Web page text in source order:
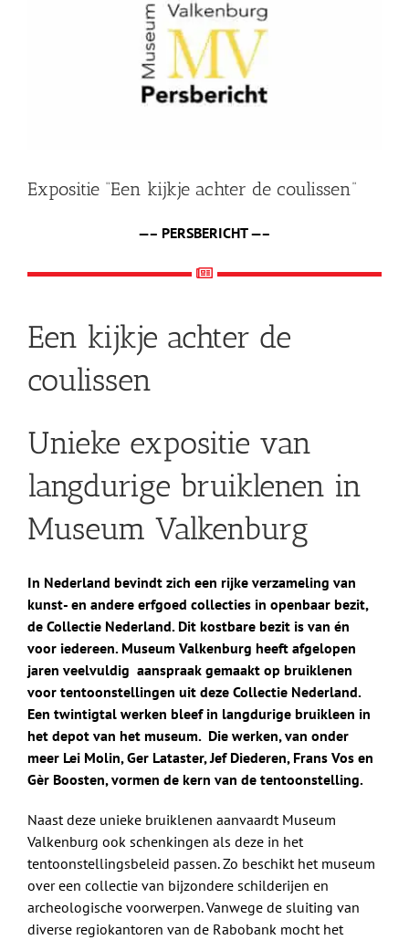
Expositie “Een kijkje achter de coulissen”
—– PERSBERICHT —–
Een kijkje achter de
coulissen
Unieke expositie van
langdurige bruiklenen in
Museum Valkenburg
In Nederland bevindt zich een rijke verzameling van
kunst- en andere erfgoed collecties in openbaar bezit,
de Collectie Nederland. Dit kostbare bezit is van én
voor iedereen. Museum Valkenburg heeft afgelopen
jaren veelvuldig aanspraak gemaakt op bruiklenen
voor tentoonstellingen uit deze Collectie Nederland.
Een twintigtal werken bleef in langdurige bruikleen in
het depot van het museum. Die werken, van onder
meer Lei Molin, Ger Lataster, Jef Diederen, Frans Vos en
Gèr Boosten, vormen de kern van de tentoonstelling.
Naast deze unieke bruiklenen aanvaardt Museum
Valkenburg ook schenkingen als deze in het
tentoonstellingsbeleid passen. Zo beschikt het museum
over een collectie van bijzondere schilderijen en
archeologische voorwerpen. Vanwege de sluiting van
diverse regiokantoren van de Rabobank mocht het